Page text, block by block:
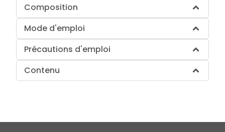
Composition
Mode d'emploi
Précautions d'emploi
Contenu